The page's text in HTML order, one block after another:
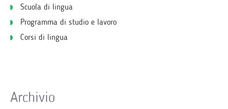
Scuola di lingua
Programma di studio e lavoro
Corsi di lingua
Archivio